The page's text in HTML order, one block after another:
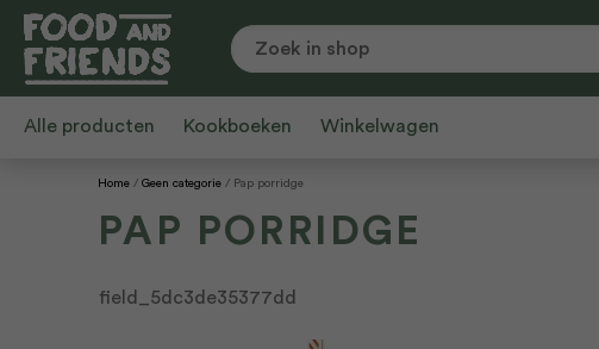
Alle producten Kookboeken Winkelwagen
Home Geen categorie Pap porridge
PAP PORRIDGE
field_5dc3de35377dd